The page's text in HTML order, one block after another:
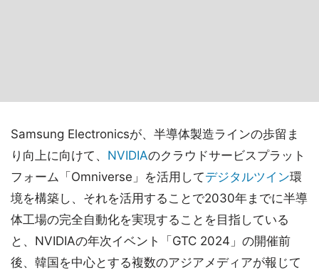
Samsung Electronicsが、半導体製造ラインの歩留ま
り向上に向けて、 NVIDIAのクラウドサービスプラット
フォーム「Omniverse」を活用してデジタルツイン環
境を構築し、それを活用することで2030年までに半導
体工場の完全自動化を実現することを目指している
と、NVIDIAの年次イベント「GTC 2024」の開催前
後、韓国を中心とする複数のアジアメディアが報じて